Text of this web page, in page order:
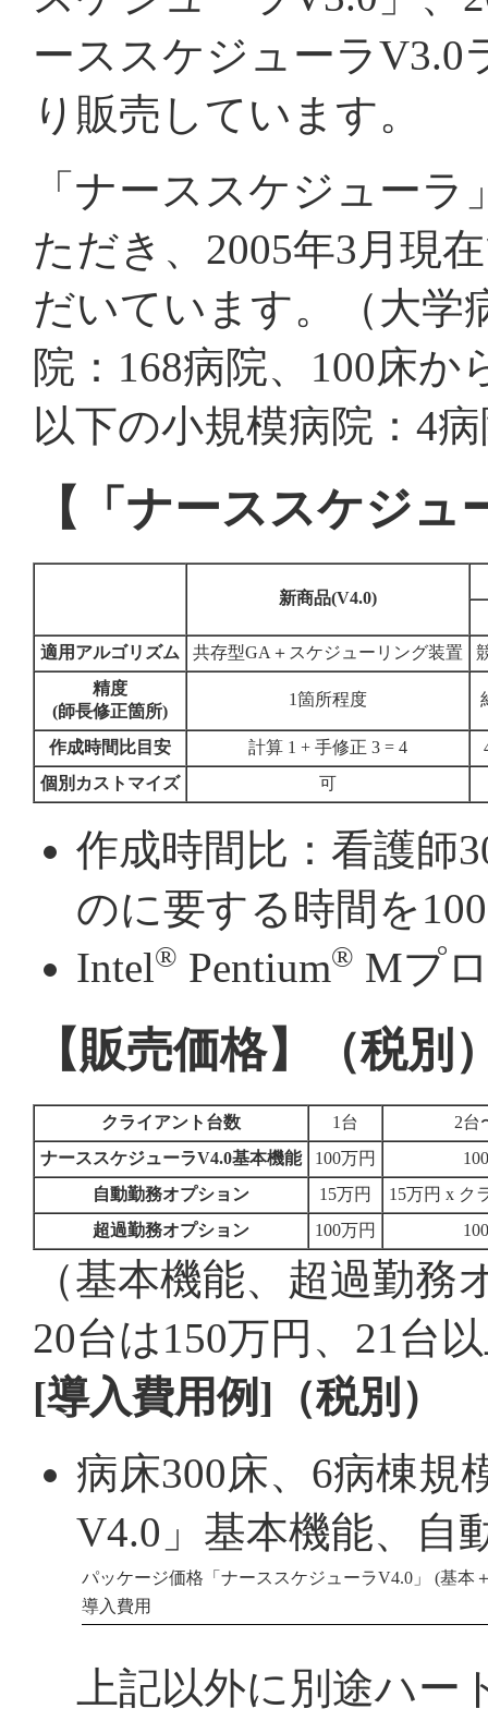
ーススケジューラV3.0
り販売しています。
「ナーススケジュー
ただき、2005年3月現
だいています。（大学
院：168病院、100床か
以下の小規模病院：4
【「ナーススケジ
新商品(V4.0)
適用アルゴリズム 共存型GA＋スケジューリング装置
精度
(師長修正箇所)
1箇所程度
作成時間比目安 計算 1 + 手修正 3 = 4
個別カストマイズ
可
作成時間比：看護師
のに要する時間を
Intel® Pentium® Mプ
【販売価格】（税別
クライアント台数 1台
2台
ナーススケジューラV4.0基本機能
100万円
自動勤務オプション
15万円
15万円 x ク
超過勤務オプション
100万円
（基本機能、超過勤
20台は150万円、21台
[導入費用例]（税別）
病床300床、6病棟規
V4.0」基本機能、自
パッケージ価格「ナーススケジューラV4.0」 (基本
導入費用
上記以外に別途ハ